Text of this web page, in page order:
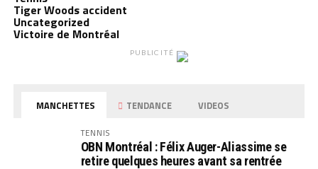
Tiger Woods accident
Uncategorized
Victoire de Montréal
PUBLICITÉ
MANCHETTES TENDANCE VIDEOS
TENNIS
OBN Montréal : Félix Auger-Aliassime se
retire quelques heures avant sa rentrée